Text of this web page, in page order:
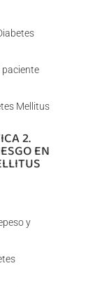
paciente
Mellitus
2.
EN
y